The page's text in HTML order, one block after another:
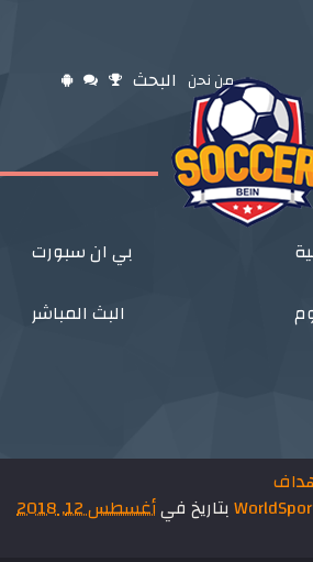
البحث من نحن
بي ان سبورت
البث المباشر
بتاريخ فيأغسطس 12, 2018